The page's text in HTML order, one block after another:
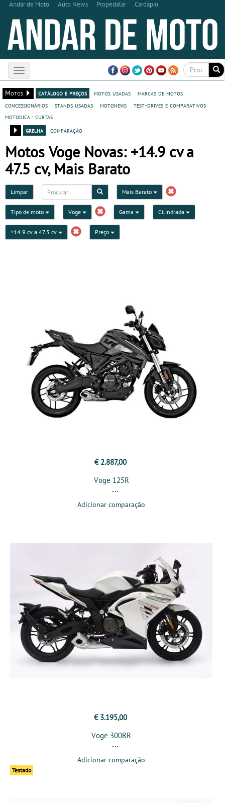
Andar de Moto Auto News Propedalar Cardápio
Toggle
navigation
Motos
catálogo e preços motos usadas
marcas de motos
concessionários
stands usadas motonews
test-drives e comparativos
motodica - curtas
grelha
comparação
Motos Voge Novas: +14.9 cv a
47.5 cv, Mais Barato
Limpar Mais Barato
Tipo de moto Voge Gama Cilindrada
+14.9 cv a 47.5 cv Preço
€ 2.887,00
Voge 125R
Adicionar comparação
€ 3.195,00
Voge 300RR
Adicionar comparação
Testado